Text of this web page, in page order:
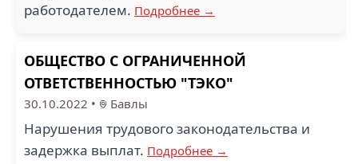
работодателем. Подробнее →
ОБЩЕСТВО С ОГРАНИЧЕННОЙ
ОТВЕТСТВЕННОСТЬЮ "ТЭКО"
30.10.2022 • Бавлы
Нарушения трудового законодательства и
задержка выплат. Подробнее →